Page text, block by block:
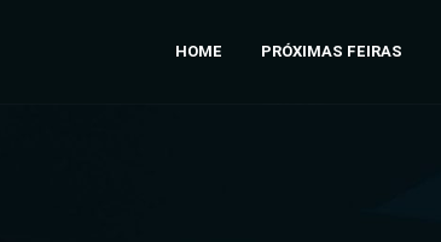
HOME PRÓXIMAS FEIRAS